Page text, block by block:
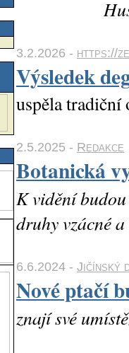
3.2.2026 - https://
Výsledek
uspěla tradiční
2.5.2025 - Redakce
Botanická
K vidění
druhy vzácné
6.6.2024 - Jičínský
Nové ptačí
znají své